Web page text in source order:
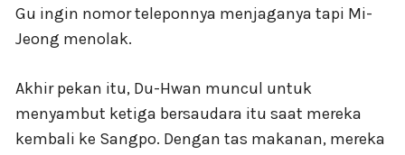
Gu ingin nomor teleponnya menjaganya tapi Mi-
Jeong menolak.
Akhir pekan itu, Du-Hwan muncul untuk
menyambut ketiga bersaudara itu saat mereka
kembali ke Sangpo. Dengan tas makanan, mereka